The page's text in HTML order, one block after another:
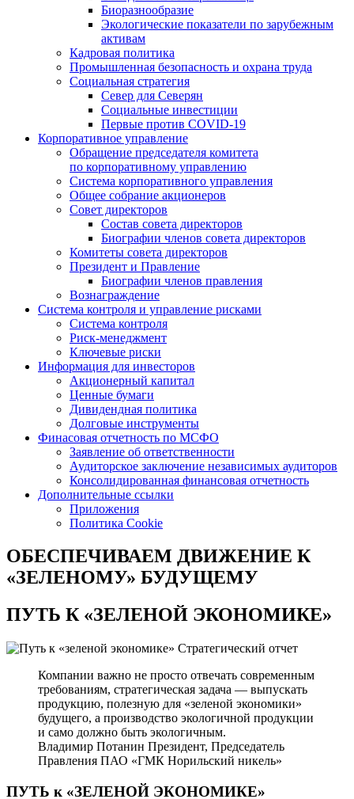
Биоразнообразие
Экологические показатели по зарубежным
активам
Кадровая политика
Промышленная безопасность и охрана труда
Социальная стратегия
Север для Северян
Социальные инвестиции
Первые против COVID‑19
Корпоративное управление
Обращение председателя комитета
по корпоративному управлению
Система корпоративного управления
Общее собрание акционеров
Совет директоров
Состав совета директоров
Биографии членов совета директоров
Комитеты совета директоров
Президент и Правление
Биографии членов правления
Вознаграждение
Система контроля и управление рисками
Система контроля
Риск-менеджмент
Ключевые риски
Информация для инвесторов
Акционерный капитал
Ценные бумаги
Дивидендная политика
Долговые инструменты
Финасовая отчетность по МСФО
Заявление об ответственности
Аудиторское заключение независимых аудиторов
Консолидированная финансовая отчетность
Дополнительные ссылки
Приложения
Политика Cookie
ОБЕСПЕЧИВАЕМ ДВИЖЕНИЕ К
«ЗЕЛЕНОМУ» БУДУЩЕМУ
ПУТЬ К«ЗЕЛЕНОЙ ЭКОНОМИКЕ»
Стратегический отчет
Компании важно не просто отвечать современным
требованиям, стратегическая задача — выпускать
продукцию, полезную для «зеленой экономики»
будущего, а производство экологичной продукции
и само должно быть экологичным.
Владимир Потанин Президент, Председатель
Правления ПАО «ГМК Норильский никель»
ПУТЬ к «ЗЕЛЕНОЙ ЭКОНОМИКЕ»